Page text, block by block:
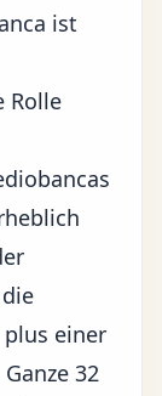
ist
Rolle
einer
32